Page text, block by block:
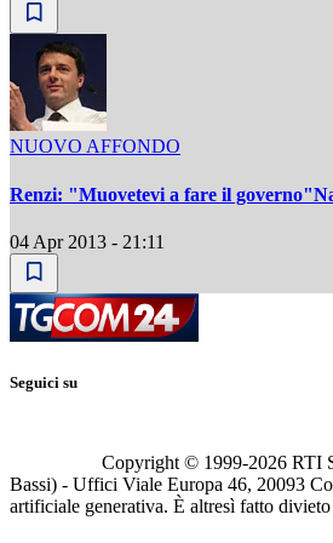
NUOVO AFFONDO
Renzi: "Muovetevi a fare il
04 Apr 2013 - 21:11
Seguici su
Copyright © 1999-2026 RTI
Bassi) - Uffici Viale Europa 46, 20093
artificiale generativa. È altresì fatto